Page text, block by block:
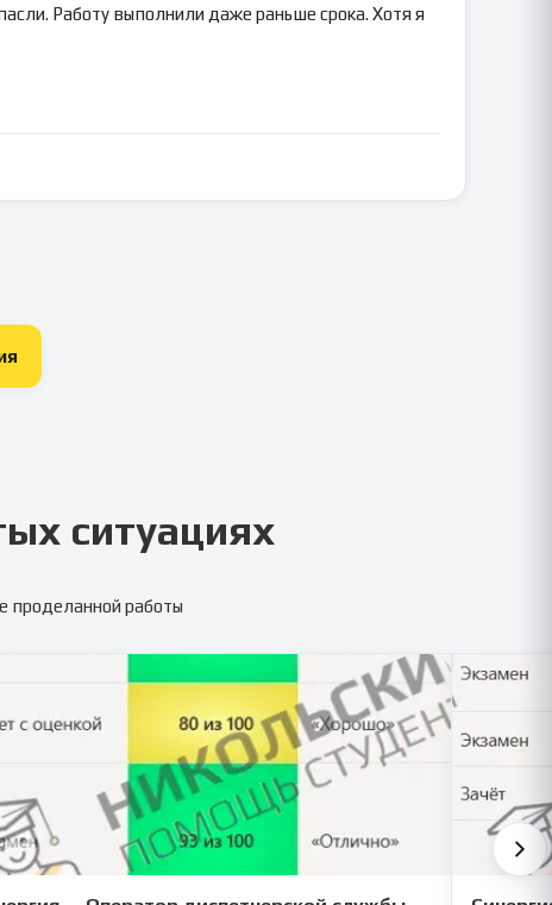
Работу выполнили даже раньше срока. Хотя я
ситуациях
проделанной работы